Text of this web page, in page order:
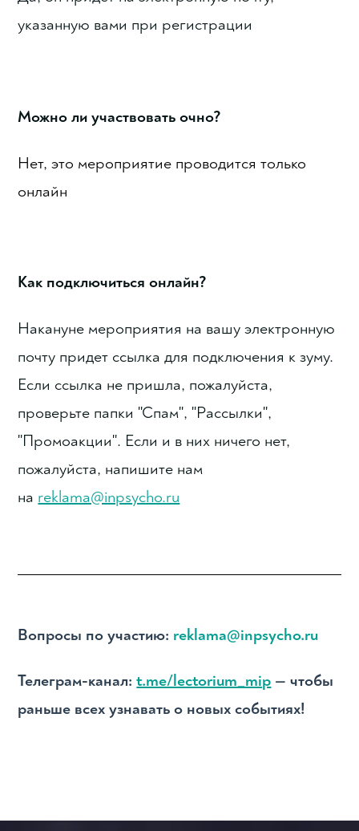
указанную вами при регистрации
Можно ли участвовать очно?
Нет, это мероприятие проводится только
онлайн
Как подключиться онлайн?
Накануне мероприятия на вашу электронную
почту придет ссылка для подключения к зуму.
Если ссылка не пришла, пожалуйста,
проверьте папки "Спам", "Рассылки",
"Промоакции". Если и в них ничего нет,
пожалуйста, напишите нам
на reklama@inpsycho.ru
Вопросы по участию: reklama@inpsycho.ru
Телеграм-канал:t.me/lectorium_mip — чтобы
раньше всех узнавать о новых событиях!